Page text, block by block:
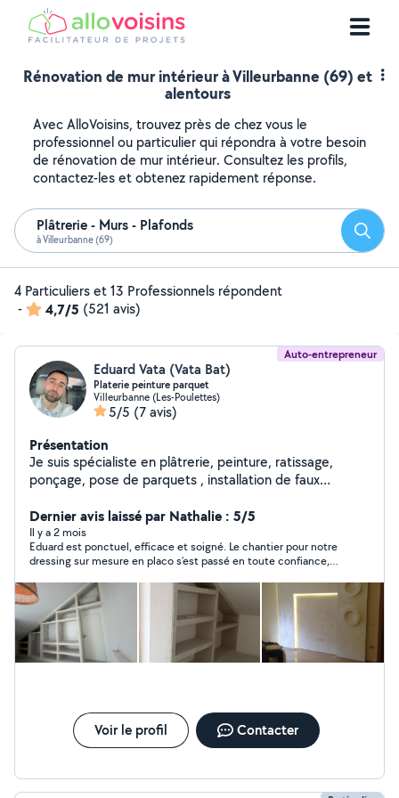
Rénovation de mur intérieur à Villeurbanne (69) et
alentours
Avec AlloVoisins, trouvez près de chez vous le
professionnel ou particulier qui répondra à votre besoin
de rénovation de mur intérieur. Consultez les profils,
contactez-les et obtenez rapidement réponse.
Plâtrerie - Murs - Plafonds
à Villeurbanne (69)
4 Particuliers et 13 Professionnels répondent
-
4,7/5 (521 avis)
Auto-entrepreneur
Eduard Vata (Vata Bat)
Platerie peinture parquet
Villeurbanne (Les-Poulettes)
5/5 (7 avis)
Présentation
Je suis spécialiste en plâtrerie, peinture, ratissage,
ponçage, pose de parquets , installation de faux
je garantis un travail de qualité Répond aux demandes
de
Dernier avis laissé par Nathalie : 5/5
Il y a 2 mois
Eduard est ponctuel, efficace et soigné. Le chantier pour notre
dressing sur mesure en placo s’est passé en toute confiance,
Voir le profil Contacter